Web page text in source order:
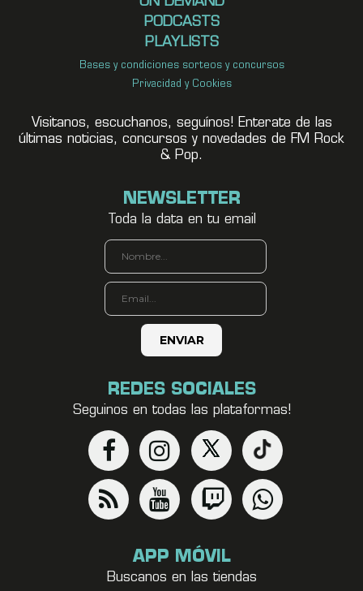
PODCASTS
PLAYLISTS
Bases y condiciones sorteos y concursos
Privacidad y Cookies
Visitanos, escuchanos, seguínos! Enterate de las
últimas noticias, concursos y novedades de FM Rock
& Pop.
NEWSLETTER
Toda la data en tu email
REDES SOCIALES
Seguinos en todas las plataformas!
APP MÓVIL
Buscanos en las tiendas